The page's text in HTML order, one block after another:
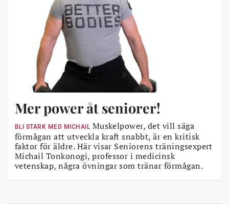
Mer power åt seniorer!
BLI STARK MED MICHAILMuskelpower, det vill säga
förmågan att utveckla kraft snabbt, är en kritisk
faktor för äldre. Här visar Seniorens träningsexpert
Michail Tonkonogi, professor i medicinsk
vetenskap, några övningar som tränar förmågan.